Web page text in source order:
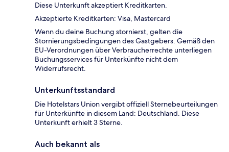
Diese Unterkunft akzeptiert Kreditkarten.
Akzeptierte Kreditkarten: Visa, Mastercard
Wenn du deine Buchung stornierst, gelten die
Stornierungsbedingungen des Gastgebers. Gemäß den
EU-Verordnungen über Verbraucherrechte unterliegen
Buchungsservices für Unterkünfte nicht dem
Widerrufsrecht.
Unterkunftsstandard
Die Hotelstars Union vergibt offiziell Sternebeurteilungen
für Unterkünfte in diesem Land: Deutschland. Diese
Unterkunft erhielt 3 Sterne.
Auch bekannt als